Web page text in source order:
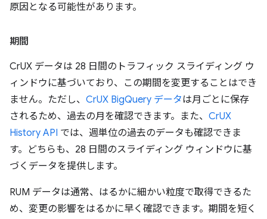
原因となる可能性があります。
期間
CrUX データは 28 日間のトラフィック スライディング ウ
ィンドウに基づいており、この期間を変更することはでき
ません。ただし、 CrUX BigQuery データは月ごとに保存
されるため、過去の月を確認できます。また、 CrUX
History API では、週単位の過去のデータも確認できま
す。どちらも、28 日間のスライディング ウィンドウに基
づくデータを提供します。
RUM データは通常、はるかに細かい粒度で取得できるた
め、変更の影響をはるかに早く確認できます。期間を短く